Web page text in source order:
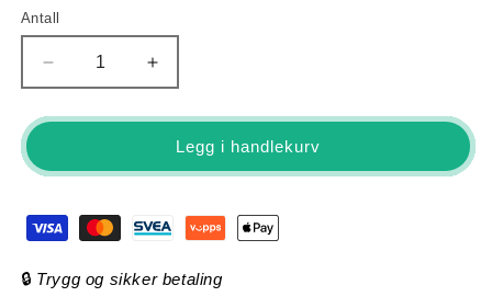
Antall
Antall
antallet
for
4.0
(Red/Black)
Øk
antallet
for
Raymon
(Red/Black)
Legg i handlekurv
🔒 Trygg og sikker betaling